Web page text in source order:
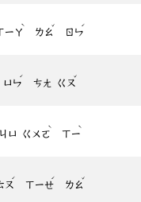
ㄧㄚ
ˋ
ㄌㄠ
ˇ
ㄖㄣ
ˊ
ㄩㄣ
ˊ
ㄘㄤ ㄍㄡ
ˇ
ㄐㄩ ㄍㄨㄛ
ˋ
ㄒㄧ
ˋ
ㄡ
ˊ
ㄒㄧㄝ
ˊ
ㄌㄠ
ˇ